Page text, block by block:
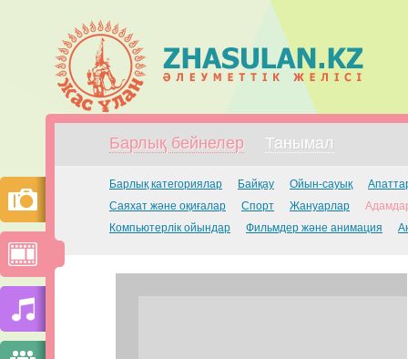
Барлық бейнелер Танымал
Барлық категориялар Байқау Ойын-сауық
Саяхат және оқиғалар
Спорт Жануарлар
Компьютерлік ойындар
Фильмдер және анимация